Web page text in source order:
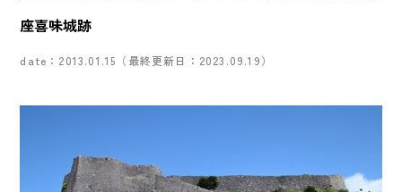
座喜味城跡
date：2013.01.15（最終更新日：2023.09.19）